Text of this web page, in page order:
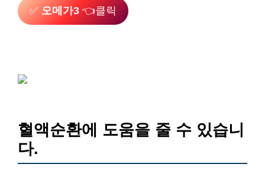
✅ 오메가3 👈클릭
혈액순환에 도움을 줄 수 있습니
다.